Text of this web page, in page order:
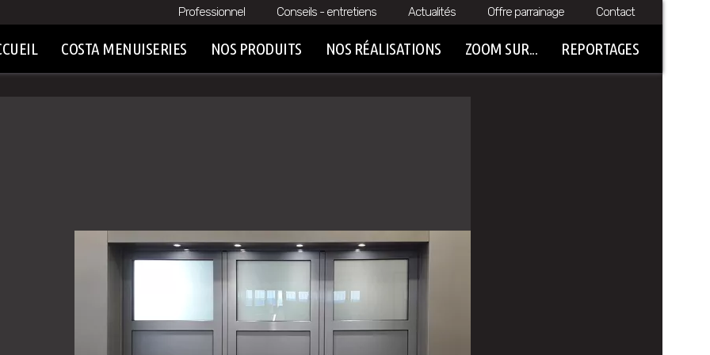
Professionnel Conseils - entretiens Actualités Offre parrainage Contact
COSTA MENUISERIES NOS PRODUITS NOS RÉALISATIONS ZOOM SUR... REPORTAGES